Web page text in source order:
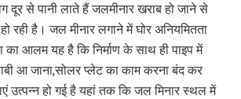
दूर से पानी लाते हैं जलमीनार खराब हो जाने से
रही है। जल मीनार लगाने में घोर अनियमितता
का आलम यह है कि निर्माण के साथ ही पाइप में
आ जाना,सोलर प्लेट का काम करना बंद कर
उत्पन्न हो गई है यहां तक कि जल मिनार स्थल में